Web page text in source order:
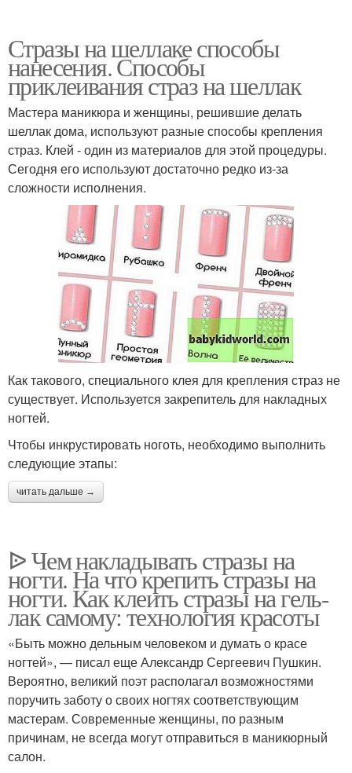
Стразы на шеллаке способы
нанесения. Способы
приклеивания страз на шеллак
Мастера маникюра и женщины, решившие делать
шеллак дома, используют разные способы крепления
страз. Клей - один из материалов для этой процедуры.
Сегодня его используют достаточно редко из-за
сложности исполнения.
Как такового, специального клея для крепления страз не
существует. Используется закрепитель для накладных
ногтей.
Чтобы инкрустировать ноготь, необходимо выполнить
следующие этапы:
читать дальше →
ᐉ Чем накладывать стразы на
ногти. На что крепить стразы на
ногти. Как клеить стразы на гель-
лак самому: технология красоты
«Быть можно дельным человеком и думать о красе
ногтей», — писал еще Александр Сергеевич Пушкин.
Вероятно, великий поэт располагал возможностями
поручить заботу о своих ногтях соответствующим
мастерам. Современные женщины, по разным
причинам, не всегда могут отправиться в маникюрный
салон.